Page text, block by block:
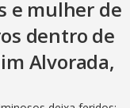
e mulher de
dentro de
Alvorada,